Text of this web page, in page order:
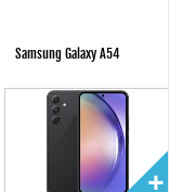
Samsung Galaxy A54